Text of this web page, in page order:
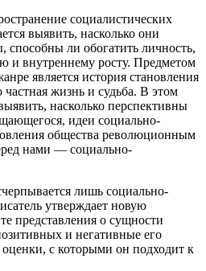
социалистических
выявить, насколько они
способны ли обогатить личность,
и внутреннему росту. Предметом
является история становления
частная жизнь и судьба. В этом
насколько перспективны
идеи социально-
общества революционным
нами — социально-
лишь социально-
утверждает новую
представления о сущности
и негативные его
оценки, с которыми он подходит к